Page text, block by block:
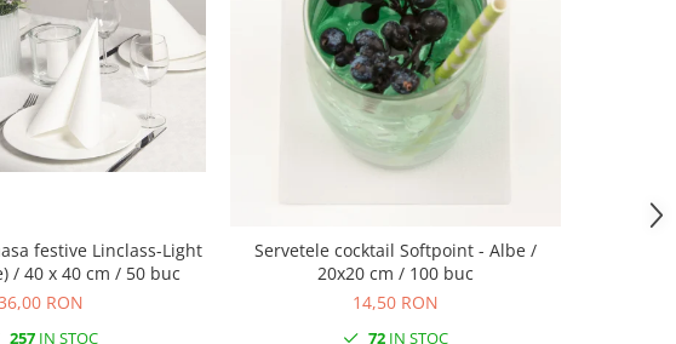
festive Linclass-Light
/ 40 x 40 cm / 50 buc
RON
257IN STOC
Servetele cocktail Softpoint - Albe /
20x20 cm / 100 buc
14,50 RON
72 IN STOC